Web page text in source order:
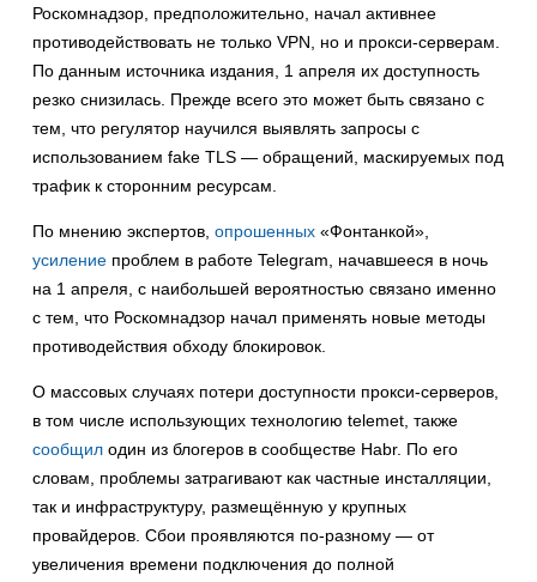
Роскомнадзор, предположительно, начал активнее
противодействовать не только VPN, но и прокси-серверам.
По данным источника издания, 1 апреля их доступность
резко снизилась. Прежде всего это может быть связано с
тем, что регулятор научился выявлять запросы с
использованием fake TLS — обращений, маскируемых под
трафик к сторонним ресурсам.
По мнению экспертов, опрошенных «Фонтанкой»,
усиление проблем в работе Telegram, начавшееся в ночь
на 1 апреля, с наибольшей вероятностью связано именно
с тем, что Роскомнадзор начал применять новые методы
противодействия обходу блокировок.
О массовых случаях потери доступности прокси-серверов,
в том числе использующих технологию telemet, также
сообщил один из блогеров в сообществе Habr. По его
словам, проблемы затрагивают как частные инсталляции,
так и инфраструктуру, размещённую у крупных
провайдеров. Сбои проявляются по-разному — от
увеличения времени подключения до полной